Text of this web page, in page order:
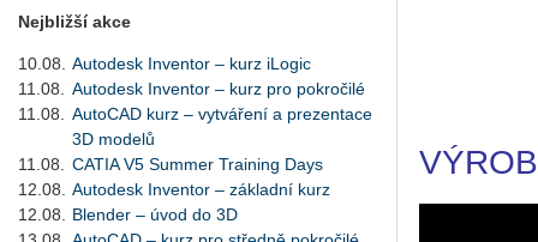
Nejbližší akce
10.08.
Autodesk Inventor – kurz iLogic
11.08.
Autodesk Inventor – kurz pro pokročilé
11.08.
AutoCAD kurz – vytváření a prezentace
3D modelů
11.08.
CATIA V5 Summer Training Days
12.08.
Autodesk Inventor – základní kurz
12.08.
Blender – úvod do 3D